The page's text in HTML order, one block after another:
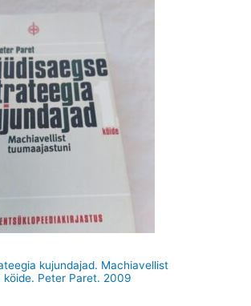
kujundajad. Machiavellist
köide. Peter Paret. 2009